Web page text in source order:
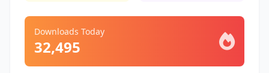
Downloads Today
32,495